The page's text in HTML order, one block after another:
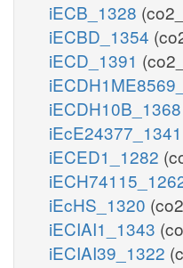
iECB_1328
iECBD_1354
iECD_1391
iECDH10B_1368
iEcE24377_1341
iECED1_1282
iEcHS_1320
iECIAI1_1343
iECIAI39_1322